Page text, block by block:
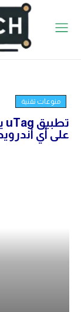
منوعات تقنية
على أي